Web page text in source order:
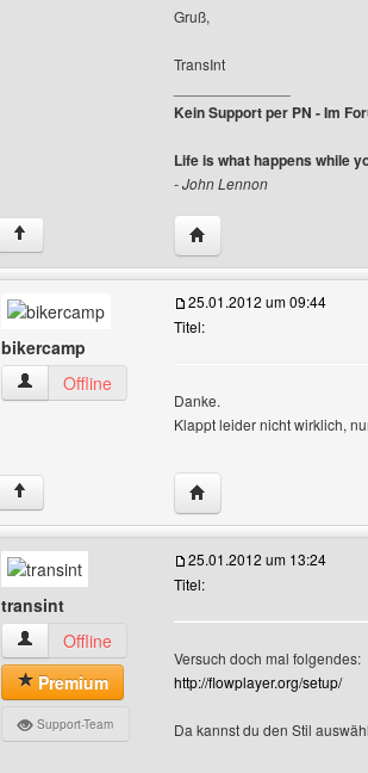
Gruß,
TransInt
Kein Support per PN - Im
Life is what happens while
- John Lennon
↑ Website dieses
bikercamp
bikercamp Benutzer-Profile anzeigen
Offline
25.01.2012 um 09:44
Titel:
Danke.
Klappt leider nicht wirklich,
↑ Website dieses
transint
transint Benutzer-Profile anzeigen
Offline
Premium
Support-Team
25.01.2012 um 13:24
Titel:
Versuch doch mal folgendes:
http://flowplayer.org/setup/
Da kannst du den Stil